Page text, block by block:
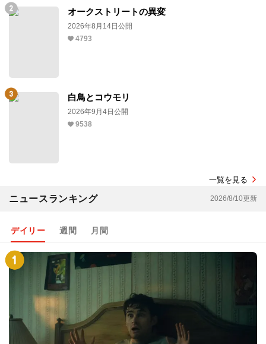
オークストリートの異変
2026年8月14日公開
4793
白鳥とコウモリ
2026年9月4日公開
9538
一覧を見る
ニュースランキング 2026/8/10更新
デイリー 週間 月間